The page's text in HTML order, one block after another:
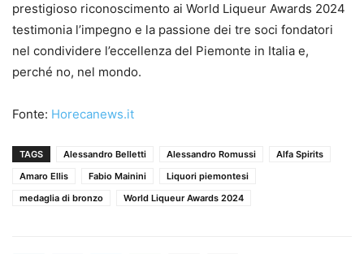
prestigioso riconoscimento ai World Liqueur Awards 2024
testimonia l’impegno e la passione dei tre soci fondatori
nel condividere l’eccellenza del Piemonte in Italia e,
perché no, nel mondo.
Fonte: Horecanews.it
TAGS Alessandro Belletti Alessandro Romussi
Alfa Spirits
Amaro Ellis
Fabio Mainini
Liquori piemontesi
medaglia di bronzo
World Liqueur Awards 2024